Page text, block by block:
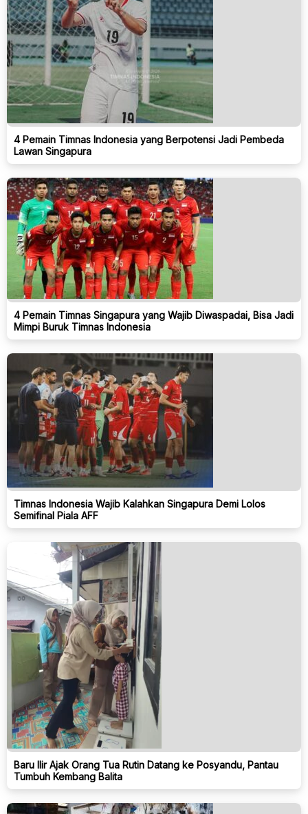
4 Pemain Timnas Indonesia yang Berpotensi Jadi Pembeda
Lawan Singapura
4 Pemain Timnas Singapura yang Wajib Diwaspadai, Bisa Jadi
Mimpi Buruk Timnas Indonesia
Timnas Indonesia Wajib Kalahkan Singapura Demi Lolos
Semifinal Piala AFF
Baru Ilir Ajak Orang Tua Rutin Datang ke Posyandu, Pantau
Tumbuh Kembang Balita